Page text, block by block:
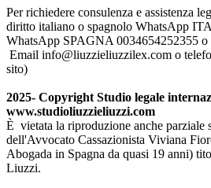
Per richiedere consulenza e assistenza
diritto italiano o spagnolo WhatsApp
WhatsApp SPAGNA 0034654252355
Email info@liuzzieliuzzilex.com o
sito)
2025- Copyright Studio legale
www.studioliuzzieliuzzi.com
È vietata la riproduzione anche parziale
dell'Avvocato Cassazionista Viviana
Abogada in Spagna da quasi 19 anni)
Liuzzi.